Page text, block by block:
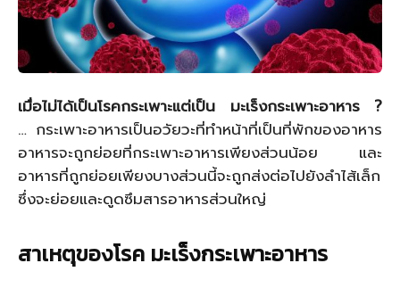
เมื่อไม่ได้เป็นโรคกระเพาะแต่เป็น มะเร็งกระเพาะอาหาร ?
… กระเพาะอาหารเป็นอวัยวะที่ทำหน้าที่เป็นที่พักของอาหาร
อาหารจะถูกย่อยที่กระเพาะอาหารเพียงส่วนน้อย และ
อาหารที่ถูกย่อยเพียงบางส่วนนี้จะถูกส่งต่อไปยังลำไส้เล็ก
ซึ่งจะย่อยและดูดซึมสารอาหารส่วนใหญ่
สาเหตุของโรค มะเร็งกระเพาะอาหาร